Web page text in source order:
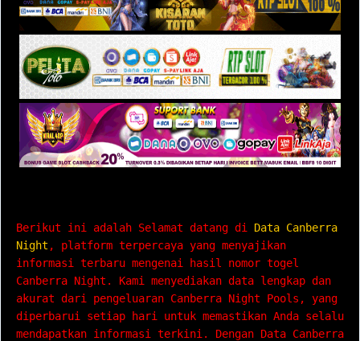
Berikut ini adalah Selamat datang di Data Canberra
Night , platform terpercaya yang menyajikan
informasi terbaru mengenai hasil nomor togel
Canberra Night. Kami menyediakan data lengkap dan
akurat dari pengeluaran Canberra Night Pools, yang
diperbarui setiap hari untuk memastikan Anda selalu
mendapatkan informasi terkini. Dengan Data Canberra